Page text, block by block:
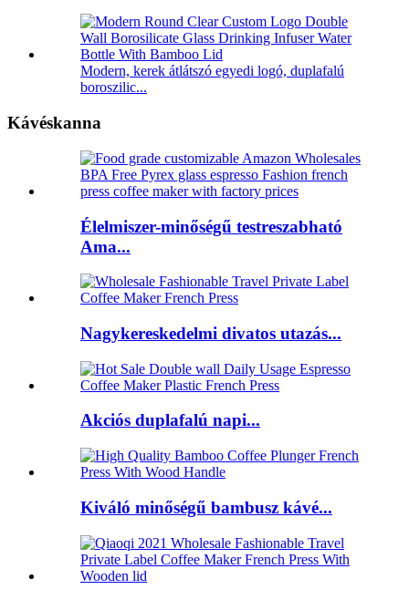
Modern, kerek átlátszó egyedi logó, duplafalú
boroszilic...
Kávéskanna
Élelmiszer-minőségű testreszabható
Ama...
Nagykereskedelmi divatos utazás...
Akciós duplafalú napi...
Kiváló minőségű bambusz kávé...